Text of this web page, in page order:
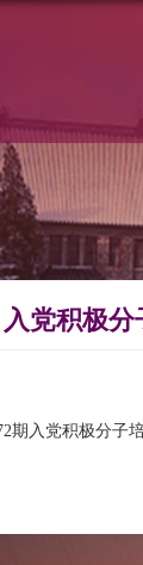
入党积极
入党积极分子